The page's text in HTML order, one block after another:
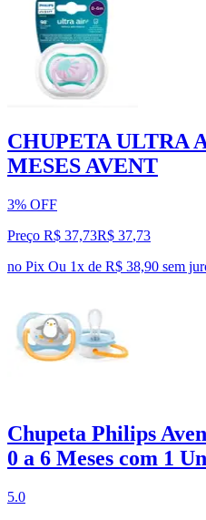
CHUPETA ULTRA
MESES AVENT
3% OFF
Preço R$ 37,73R$ 37,73
no Pix Ou 1x de R$ 38,90 sem
Chupeta Philips
0 a 6 Meses com 1
5.0